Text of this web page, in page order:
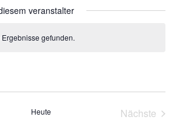
veranstalter
gefunden.
Heute
Nächste